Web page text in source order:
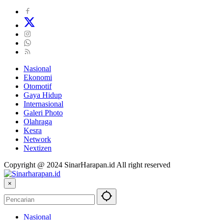
Nasional
Ekonomi
Otomotif
Gaya Hidup
Internasional
Galeri Photo
Olahraga
Kesra
Network
Nextizen
Copyright @ 2024 SinarHarapan.id All right reserved
×
Nasional